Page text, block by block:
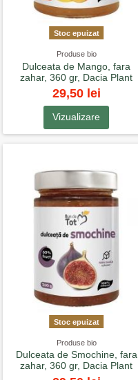
Stoc epuizat
Produse bio
Dulceata de Mango, fara
zahar, 360 gr, Dacia Plant
29,50 lei
Vizualizare
Stoc epuizat
Produse bio
Dulceata de Smochine, fara
zahar, 360 gr, Dacia Plant